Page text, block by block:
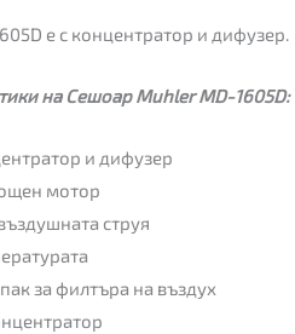
е с концентратор и дифузер.
на Сешоар Muhler MD-1605D:
и дифузер
мотор
струя
за филтъра на въздух